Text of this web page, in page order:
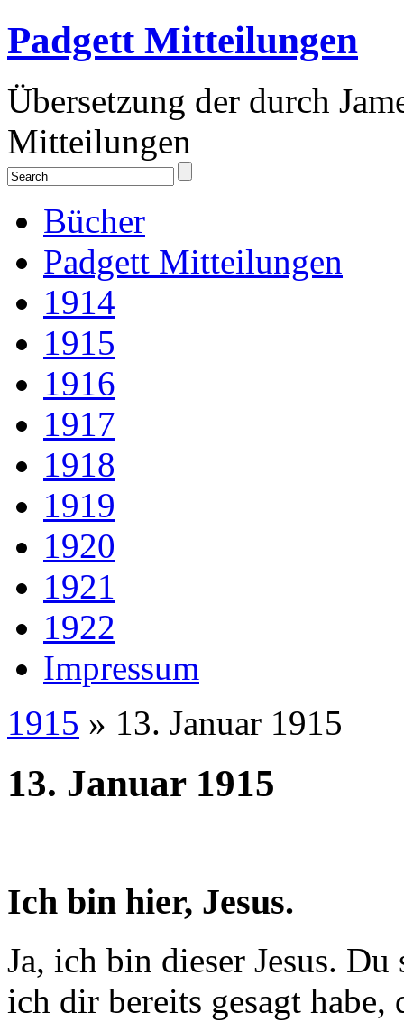
Padgett Mitteilungen
Übersetzung der durch
Mitteilungen
Bücher
Padgett Mitteilungen
1914
1915
1916
1917
1918
1919
1920
1921
1922
Impressum
1915 » 13. Januar 1915
13. Januar 1915
Ich bin hier, Jesus.
Ja, ich bin dieser Jesus.
ich dir bereits gesagt habe,